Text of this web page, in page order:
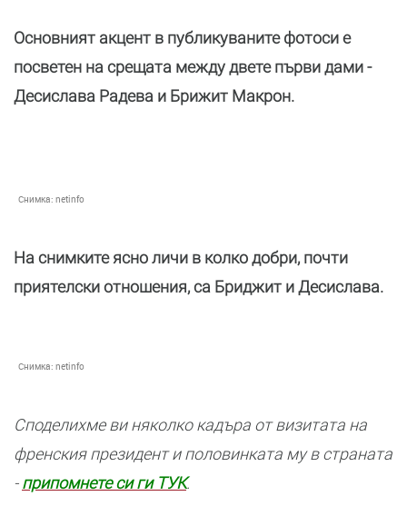
Основният акцент в публикуваните фотоси е
посветен на срещата между двете първи дами -
Десислава Радева и Брижит Макрон.
Снимка: netinfo
На снимките ясно личи в колко добри, почти
приятелски отношения, са Бриджит и Десислава.
Снимка: netinfo
Споделихме ви няколко кадъра от визитата на
френския президент и половинката му в страната
-припомнете си ги ТУК.